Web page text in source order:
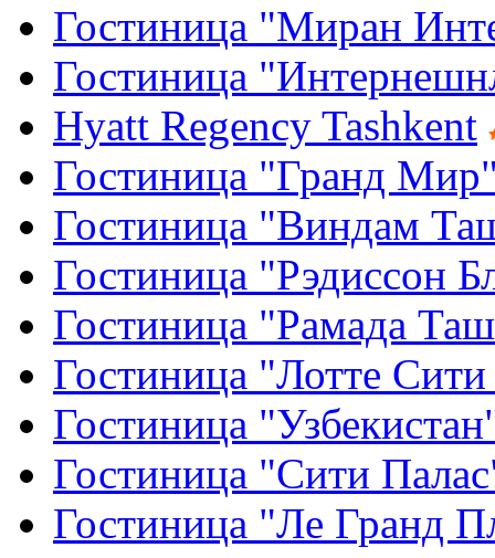
Гостиница "Миран
Гостиница
Hyatt Regency Tashkent
Гостиница "Гранд
Гостиница "Виндам
Гостиница "Рэдиссон
Гостиница "Рамада
Гостиница "Лотте
Гостиница
Гостиница "Сити
Гостиница "Ле Гранд